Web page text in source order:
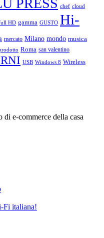
PRESS chef cloud
HD gamma GUSTO Hi-
mercato Milano mondo musica
Roma san valentino
USB Windows 8 Wireless
e-commerce della casa
Fi italiana!